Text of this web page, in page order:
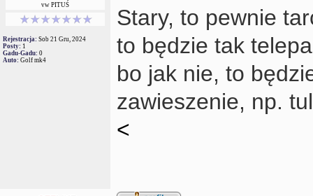
vw PITUŚ
Rejestracja: Sob 21 Gru, 2024
Posty: 1
Gadu-Gadu: 0
Auto: Golf mk4
Stary, to pewnie
to będzie tak
bo jak nie, to
zawieszenie, np.
<